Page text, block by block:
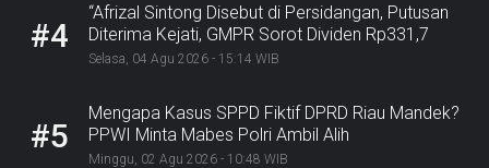
#4
“Afrizal Sintong Disebut di Persidangan, Putusan
Diterima Kejati, GMPR Sorot Dividen Rp331,7
Miliar”
Selasa, 04 Agu 2026 - 15:14 WIB
#5
Mengapa Kasus SPPD Fiktif DPRD Riau Mandek?
PPWI Minta Mabes Polri Ambil Alih
Minggu, 02 Agu 2026 - 10:48 WIB